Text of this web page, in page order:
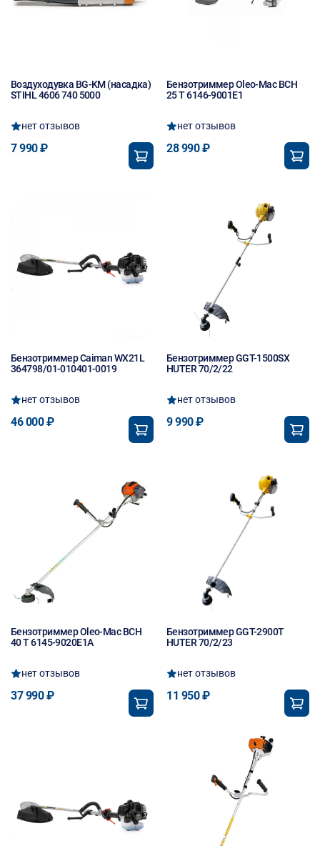
Воздуходувка BG-KM (насадка)
STIHL 4606 740 5000
нет отзывов
7 990 ₽
Бензотриммер Oleo-Mac BCH
25 T 6146-9001E1
нет отзывов
28 990 ₽
Бензотриммер Caiman WX21L
364798/01-010401-0019
нет отзывов
46 000 ₽
Бензотриммер GGT-1500SX
HUTER 70/2/22
нет отзывов
9 990 ₽
Бензотриммер Oleo-Mac BCH
40 T 6145-9020E1A
нет отзывов
37 990 ₽
Бензотриммер GGT-2900T
HUTER 70/2/23
нет отзывов
11 950 ₽